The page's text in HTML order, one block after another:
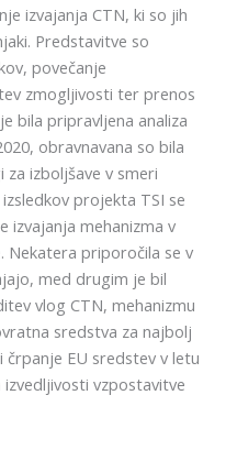
izvajanja CTN, ki so jih
Predstavitve so
povečanje
zmogljivosti ter prenos
bila pripravljena analiza
obravnavana so bila
izboljšave v smeri
projekta TSI se
izvajanja mehanizma v
Nekatera priporočila se v
med drugim je bil
vlog CTN, mehanizmu
sredstva za najbolj
EU sredstev v letu
vzpostavitve